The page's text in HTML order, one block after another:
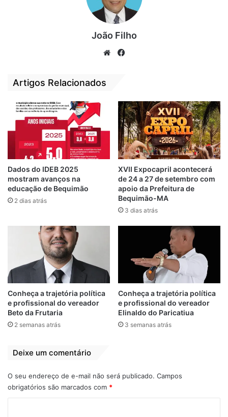
Zé Reinaldo enfatizou que o governo está
empenhado em resolver a situação da falta
de água nos campos da Baixada. Ele
também mencionou que um estudo técnico
será conduzido para prevenir a entrada de
água salgada nos campos, garantindo mais
riquezas para os moradores da região.
Embora a Codevasf já tenha elaborado um
projeto, a execução ainda está pendente. O
prefeito Zé Martins sugeriu que o órgão
apresente o projeto aos prefeitos da
cada município. Ele citou como exemplo
São João Batista, onde a maré invade os
campos por até cinco quilômetros.
João Filho
We
Artigos Relacionados
Dados do IDEB 2025
mostram avanços na
educação de Bequimão
2 dias atrás
XVII Expocapril acontecerá
de 24 a 27 de setembro com
apoio da Prefeitura de
Bequimão-MA
3 dias atrás
Conheça a trajetória política
e profissional do vereador
Beto da Frutaria
2 semanas atrás
Conheça a trajetória política
e profissional do vereador
Elinaldo do Paricatiua
3 semanas atrás
Deixe um comentário
O seu endereço de e-mail não será publicado. Campos
obrigatórios são marcados com *